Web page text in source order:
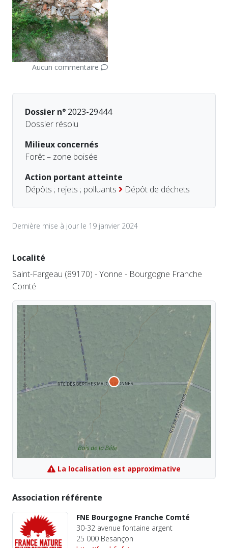
Aucun commentaire
Dossier n° 2023-29444
Dossier résolu
Milieux concernés
Forêt – zone boisée
Action portant atteinte
Dépôts ; rejets ; polluants
Dépôt de déchets
Dernière mise à jour le 19 janvier 2024
Localité
Saint-Fargeau (89170) - Yonne - Bourgogne Franche
Comté
La localisation est approximative
Association référente
FNE Bourgogne Franche Comté
30-32 avenue fontaine argent
25 000 Besançon